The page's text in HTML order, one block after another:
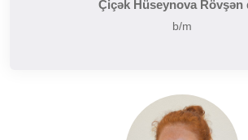
Çiçək Hüseynova Rövşən
b/m